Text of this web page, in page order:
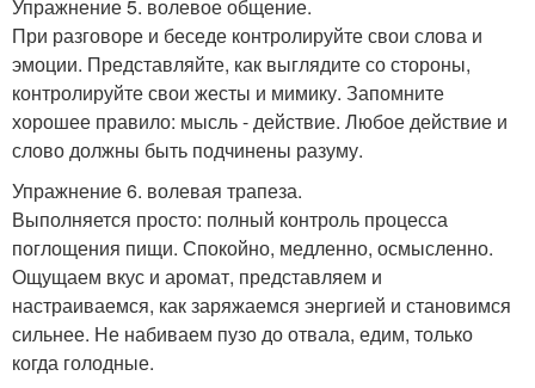
Упражнение 5. волевое общение.
При разговоре и беседе контролируйте свои слова и
эмоции. Представляйте, как выглядите со стороны,
контролируйте свои жесты и мимику. Запомните
хорошее правило: мысль - действие. Любое действие и
слово должны быть подчинены разуму.
Упражнение 6. волевая трапеза.
Выполняется просто: полный контроль процесса
поглощения пищи. Спокойно, медленно, осмысленно.
Ощущаем вкус и аромат, представляем и
настраиваемся, как заряжаемся энергией и становимся
сильнее. Не набиваем пузо до отвала, едим, только
когда голодные.